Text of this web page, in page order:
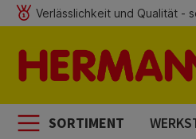
Hauptinhalt springen
Zur Suche springen
Zur Hauptnavigation
Verlässlichkeit und Qualität -
SORTIMENT